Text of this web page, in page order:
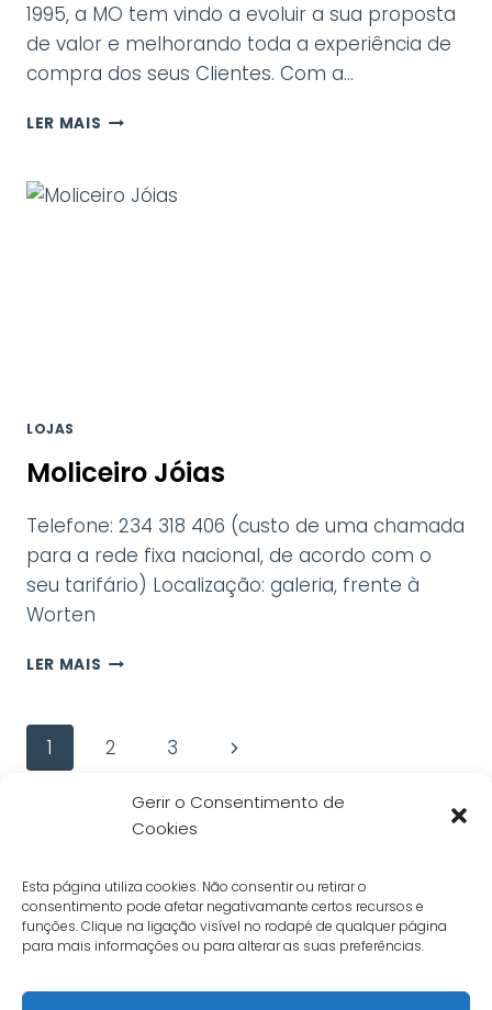
Gerir o Consentimento de
Cookies
Esta página utiliza cookies. Não consentir ou retirar o
consentimento pode afetar negativamante certos recursos e
funções. Clique na ligação visível no rodapé de qualquer página
para mais informações ou para alterar as suas preferências.
1995, a MO tem vindo a evoluir a sua proposta
de valor e melhorando toda a experiência de
compra dos seus Clientes. Com a…
LER MAIS MO
LOJAS
Moliceiro Jóias
Telefone: 234 318 406 (custo de uma chamada
para a rede fixa nacional, de acordo com o
seu tarifário) Localização: galeria, frente à
Worten
LER MAIS MOLICEIRO
Page
navigation
1 2 3
Next
Livro de Reclamações Online
Política de Cookies